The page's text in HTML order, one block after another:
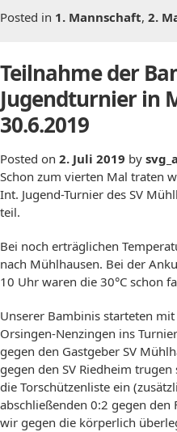
Posted in 1. Mannschaft, 2.
Teilnahme der
Jugendturnier in
30.6.2019
Posted on 2. Juli 2019 by
Schon zum vierten Mal traten
Int. Jugend-Turnier des SV
teil.
Bei noch erträglichen
nach Mühlhausen. Bei der
10 Uhr waren die 30°C schon
Unserer Bambinis starteten
Orsingen-Nenzingen ins
gegen den Gastgeber SV
gegen den SV Riedheim
die Torschützenliste ein
abschließenden 0:2 gegen den
wir gegen die körperlich